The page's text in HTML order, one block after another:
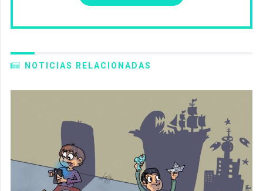
NOTICIAS RELACIONADAS